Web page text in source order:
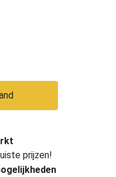
prijzen!